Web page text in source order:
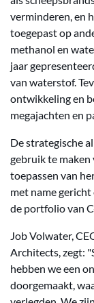
verminderen, en
toegepast op
methanol en
jaar
van waterstof.
ontwikkeling en
megajachten en
De strategische
gebruik te maken
toepassen van
met name
de portfolio van
Job Volwater,
Architects, zegt:
hebben we een
doorgemaakt,